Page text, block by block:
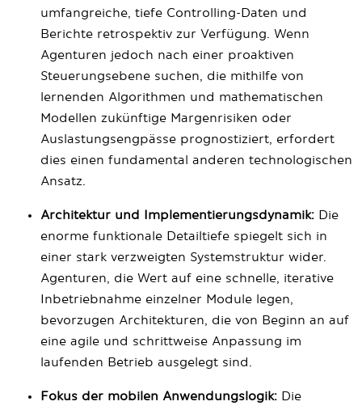
umfangreiche, tiefe Controlling-Daten und
Berichte retrospektiv zur Verfügung. Wenn
Agenturen jedoch nach einer proaktiven
Steuerungsebene suchen, die mithilfe von
lernenden Algorithmen und mathematischen
Modellen zukünftige Margenrisiken oder
Auslastungsengpässe prognostiziert, erfordert
dies einen fundamental anderen technologischen
Ansatz.
Architektur und Implementierungsdynamik: Die
enorme funktionale Detailtiefe spiegelt sich in
einer stark verzweigten Systemstruktur wider.
Agenturen, die Wert auf eine schnelle, iterative
Inbetriebnahme einzelner Module legen,
bevorzugen Architekturen, die von Beginn an auf
eine agile und schrittweise Anpassung im
laufenden Betrieb ausgelegt sind.
Fokus der mobilen Anwendungslogik: Die